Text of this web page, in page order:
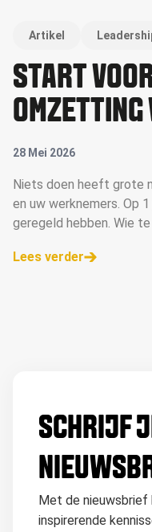
Artikel
START
OMZETTING
28 Mei 2026
Niets doen heeft grote
en uw werknemers. Op
geregeld hebben. Wie
Lees verder
SCHRIJF
Met de
inspirerende